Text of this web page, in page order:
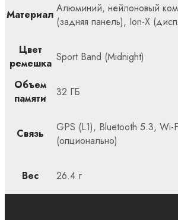
Материал Алюминий, нейлоновый
(задняя панель), Ion-X
Цвет
ремешка Sport Band (Midnight)
Объем
памяти
32 ГБ
Связь
GPS (L1), Bluetooth 5.3, Wi-
(опционально)
Вес 26.4 г